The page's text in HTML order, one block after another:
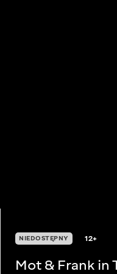
NIEDOSTĘPNY 12+
Mot & Frank in